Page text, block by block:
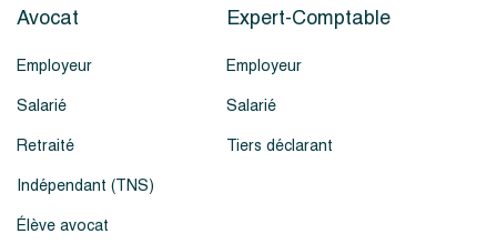
Avocat
Employeur
Salarié
Retraité
Indépendant (TNS)
Élève avocat
Expert-Comptable
Employeur
Salarié
Tiers déclarant